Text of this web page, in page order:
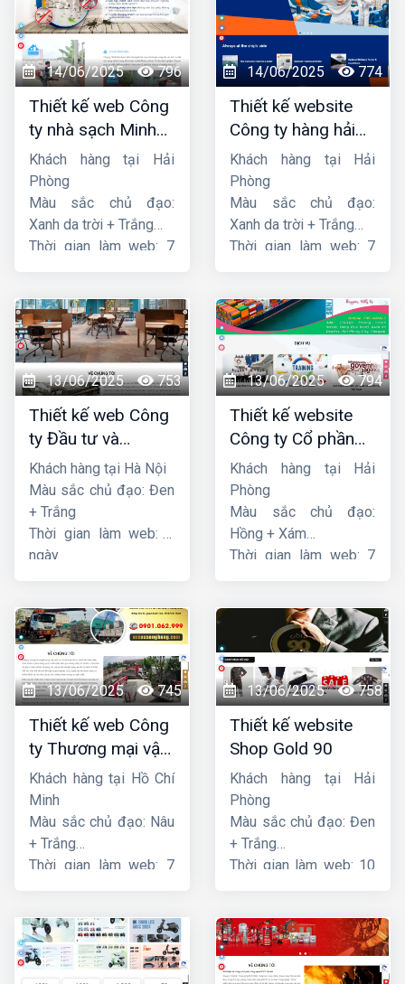
14/06/2025 796
Thiết kế web Công
ty nhà sạch Minh
Dương
Khách hàng tại Hải
Phòng
Màu sắc chủ đạo:
Xanh da trời + Trắng
Thời gian làm web: 7
14/06/2025 774
Thiết kế website
Công ty hàng hải
liên minh
Khách hàng tại Hải
Phòng
Màu sắc chủ đạo:
Xanh da trời + Trắng
Thời gian làm web: 7
13/06/2025 753
Thiết kế web Công
ty Đầu tư và
Thương mại Five-
Star
Khách hàng tại Hà Nội
Màu sắc chủ đạo: Đen
+ Trắng
Thời gian làm web: 7
ngày
13/06/2025 794
Thiết kế website
Công ty Cổ phần
dịch vụ hàng hải
Sen
Khách hàng tại Hải
Phòng
Màu sắc chủ đạo:
Hồng + Xám
Thời gian làm web: 7
13/06/2025 745
Thiết kế web Công
ty Thương mại vận
tải Song Bằng
Khách hàng tại Hồ Chí
Minh
Màu sắc chủ đạo: Nâu
+ Trắng
Thời gian làm web: 7
13/06/2025 758
Thiết kế website
Shop Gold 90
Khách hàng tại Hải
Phòng
Màu sắc chủ đạo: Đen
+ Trắng
Thời gian làm web: 10